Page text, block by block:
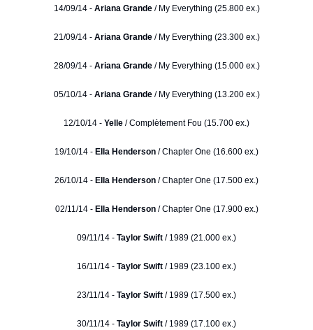
14/09/14 - Ariana Grande/ My Everything (25.800 ex.)
21/09/14 - Ariana Grande/ My Everything (23.300 ex.)
28/09/14 - Ariana Grande/ My Everything (15.000 ex.)
05/10/14 -Ariana Grande/ My Everything (13.200 ex.)
12/10/14 - Yelle / Complètement Fou (15.700 ex.)
19/10/14 - Ella Henderson / Chapter One (16.600 ex.)
26/10/14 - Ella Henderson / Chapter One (17.500 ex.)
02/11/14 - Ella Henderson/ Chapter One (17.900 ex.)
09/11/14 - Taylor Swift / 1989 (21.000 ex.)
16/11/14 - Taylor Swift / 1989 (23.100 ex.)
23/11/14 - Taylor Swift / 1989 (17.500 ex.)
30/11/14 - Taylor Swift / 1989 (17.100 ex.)